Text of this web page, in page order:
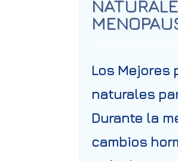
Los Mejores
naturales
Durante la
cambios